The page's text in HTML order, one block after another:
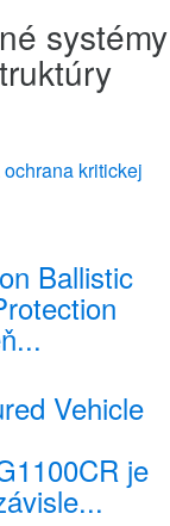
systémy
kritickej
Ballistic
Vehicle
je